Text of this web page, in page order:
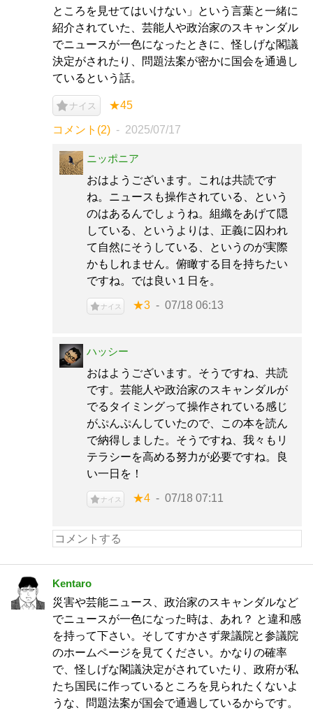
ところを見せてはいけない」という言葉と一緒に
紹介されていた、芸能人や政治家のスキャンダル
でニュースが一色になったときに、怪しげな閣議
決定がされたり、問題法案が密かに国会を通過し
ているという話。
ナイス ★45
コメント(2) 2025/07/17
ニッポニア
おはようございます。これは共読です
ね。ニュースも操作されている、という
のはあるんでしょうね。組織をあげて隠
している、というよりは、正義に囚われ
て自然にそうしている、というのが実際
かもしれません。俯瞰する目を持ちたい
ですね。では良い１日を。
ナイス ★3 07/18 06:13
ハッシー
おはようございます。そうですね、共読
です。芸能人や政治家のスキャンダルが
でるタイミングって操作されている感じ
がぷんぷんしていたので、この本を読ん
で納得しました。そうですね、我々もリ
テラシーを高める努力が必要ですね。良
い一日を！
ナイス ★4 07/18 07:11
Kentaro
災害や芸能ニュース、政治家のスキャンダルなど
でニュースが一色になった時は、あれ？ と違和感
を持って下さい。そしてすかさず衆議院と参議院
のホームページを見てください。かなりの確率
で、怪しげな閣議決定がされていたり、政府が私
たち国民に作っているところを見られたくないよ
うな、問題法案が国会で通過しているからです。